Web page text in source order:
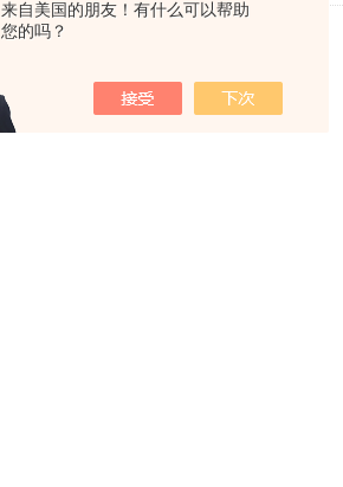
来自美国的朋友！有什么可以帮助
您的吗？